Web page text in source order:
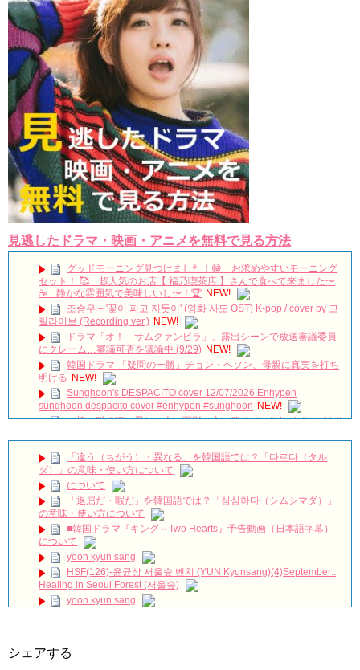
見逃したドラマ・映画・アニメを無料で見る方法
グッドモーニング見つけました！😁 お求めやすいモーニング
セット！ 🥰 超人気のお店【 福乃喫茶店 】さんで食べて来ました〜
☕️ 静かな雰囲気で美味しいし〜！🏆 NEW!
조승우 – '꽃이 피고 지듯이' (영화 사도 OST) K-pop / cover by 고
릴라이브 (Recording ver.) NEW!
ドラマ「オ！ サムグァンビラ」、露出シーンで放送審議委員
にクレーム…審議可否を議論中 (9/29) NEW!
韓国ドラマ 「疑問の一勝」チョン・ヘソン、母親に真実を打ち
明ける NEW!
Sunghoon's DESPACITO cover 12/07/2026 Enhypen
sunghoon despacito cover #enhypen #sunghoon NEW!
（椿の咲く頃…愛しい人の面影、心に秘めて）#shorts#つばき#
／ドラマ『悲しくて、愛』予告編 NEW!
DIOR CAPTURE NCTチソン、水光注射発想の「PDRN※美容
液」で光とツヤがめぐる肌へ
【韓国ドラマ「吹けよ、ミプン」】毎週月～金曜11時32分放送
心優しい熱血弁護士と脱北したヒロインが本当の幸せを見つけるピュ
アラブストーリー！ NEW!
体調が悪い夫に妻がかけた冷たい言葉 「韓ドラ秒劇場」
NEW!
옷 다듬고 행사 입장하는 이수혁 Lee SooHyuk: 톰 포드 뷰티 ‘블
랙 오키드 리저브’ 향수 캠페인 기념 포토월: #이수혁 #지디친구
#Leesoohyuk 260326
NEW!
ハン・ヘジン 한혜진 – (선공개) 강남 3대 얼짱 출신 &#39;한혜진
「違う（ちがう）・異なる」を韓国語では？「다르다（タル
ダ）」の意味・使い方について
について
「退屈だ・暇だ」を韓国語では？「심심하다（シムシマダ）」
の意味・使い方について
■韓国ドラマ『キング～Two Hearts』予告動画（日本語字幕）
について
yoon kyun sang
HSF(126)-윤균상 서울숲 벤치 (YUN Kyunsang)(4)September::
Healing in Seoul Forest (서울숲)
yoon kyun sang
九尾狐外伝 メイキング03 ハン・イェスル
チョ・ヒョンジェ 조현재 九尾狐外伝 制作発表会
シェアする